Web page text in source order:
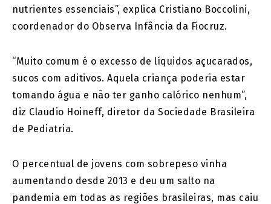
nutrientes essenciais”, explica Cristiano Boccolini,
coordenador do Observa Infância da Fiocruz.
“Muito comum é o excesso de líquidos açucarados,
sucos com aditivos. Aquela criança poderia estar
tomando água e não ter ganho calórico nenhum”,
diz Claudio Hoineff, diretor da Sociedade Brasileira
de Pediatria.
O percentual de jovens com sobrepeso vinha
aumentando desde 2013 e deu um salto na
pandemia em todas as regiões brasileiras, mas caiu